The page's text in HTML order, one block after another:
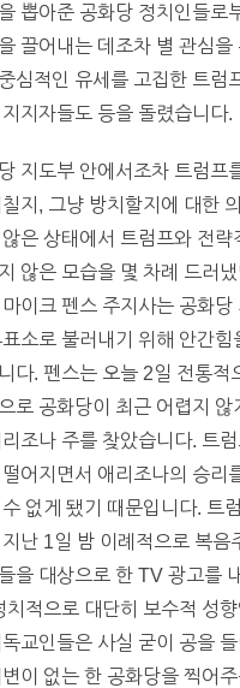
뽑아준 공화당 정치인들로
끌어내는 데조차 별 관심을
심적인 유세를 고집한 트럼
지자들도 등을 돌렸습니다.
지도부 안에서조차 트럼프
지, 그냥 방치할지에 대한
은 상태에서 트럼프와 전략
않은 모습을 몇 차례 드러
이크 펜스 주지사는 공화당
소로 불러내기 위해 안간힘
다. 펜스는 오늘 2일 전통적
로 공화당이 최근 어렵지 않
리조나 주를 찾았습니다. 트럼
어지면서 애리조나의 승리
수 없게 됐기 때문입니다. 트
난 1일 밤 이례적으로 복음
을 대상으로 한 TV 광고를
치적으로 대단히 보수적 성
교인들은 사실 굳이 공을
이 없는 한 공화당을 찍어주